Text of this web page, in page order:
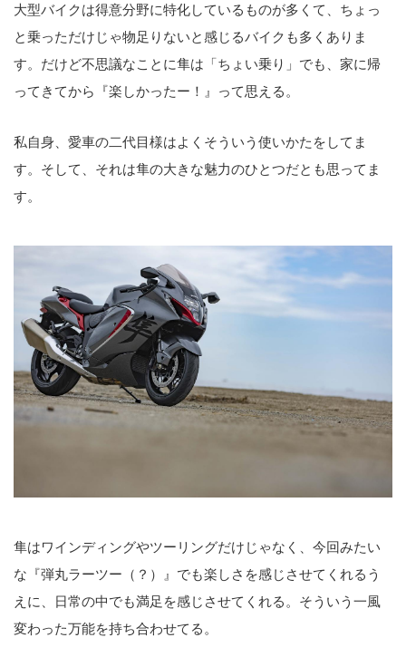
大型バイクは得意分野に特化しているものが多くて、ちょっ
と乗っただけじゃ物足りないと感じるバイクも多くありま
す。だけど不思議なことに隼は「ちょい乗り」でも、家に帰
ってきてから『楽しかったー！』って思える。
私自身、愛車の二代目様はよくそういう使いかたをしてま
す。そして、それは隼の大きな魅力のひとつだとも思ってま
す。
隼はワインディングやツーリングだけじゃなく、今回みたい
な『弾丸ラーツー（？）』でも楽しさを感じさせてくれるう
えに、日常の中でも満足を感じさせてくれる。そういう一風
変わった万能を持ち合わせてる。